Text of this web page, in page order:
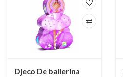
Djeco De ballerina